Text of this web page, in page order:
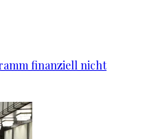
finanziell nicht